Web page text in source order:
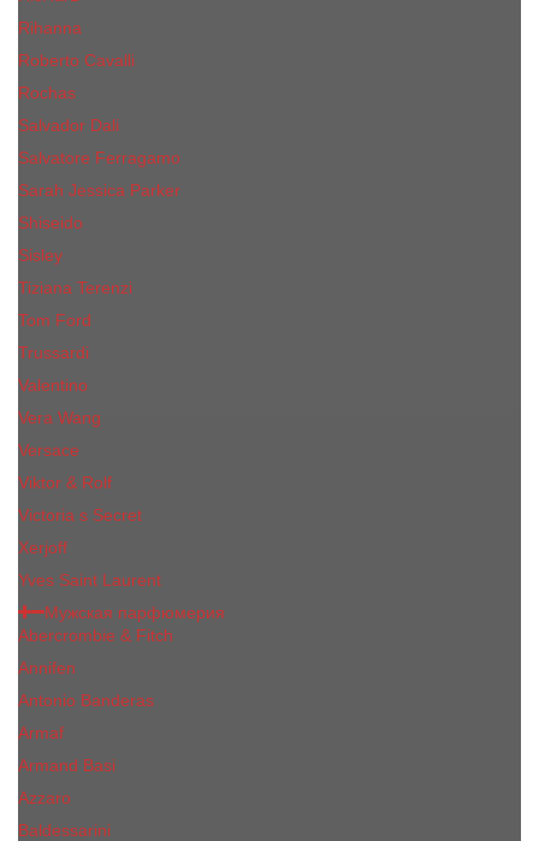
Rihanna
Roberto Cavalli
Rochas
Salvador Dali
Salvatore Ferragamo
Sarah Jessica Parker
Shiseido
Sisley
Tiziana Terenzi
Tom Ford
Trussardi
Valentino
Vera Wang
Versace
Viktor & Rolf
Victoria s Secret
Xerjoff
Yves Saint Laurent
Мужская парфюмерия
Abercrombie & Fitch
Annifen
Antonio Banderas
Armaf
Armand Basi
Azzaro
Baldessarini